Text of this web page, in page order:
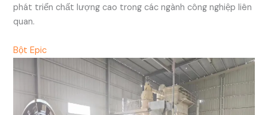
phát triển chất lượng cao trong các ngành công nghiệp liên
quan.
Bột Epic